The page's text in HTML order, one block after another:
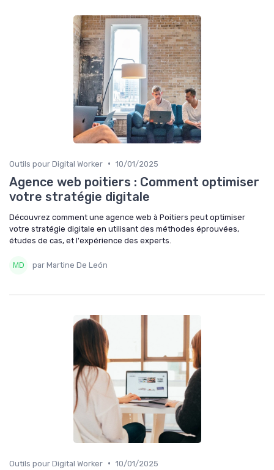
Outils pour Digital Worker • 10/01/2025
Agence web poitiers : Comment optimiser
votre stratégie digitale
Découvrez comment une agence web à Poitiers peut optimiser
votre stratégie digitale en utilisant des méthodes éprouvées,
études de cas, et l'expérience des experts.
par Martine De León
Outils pour Digital Worker • 10/01/2025